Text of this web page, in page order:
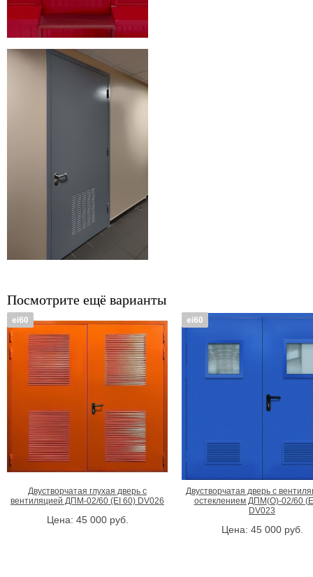
Посмотрите ещё варианты
Двустворчатая глухая дверь с
вентиляцией ДПМ-02/60 (EI 60) DV026
Цена: 45 000руб.
Двустворчатая дверь с
остеклением ДПМ(О)-02/60
DV023
Цена: 45 000руб.